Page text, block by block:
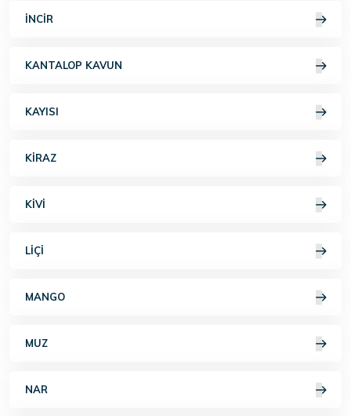
İNCIR
KANTALOP KAVUN
KAYISI
KIRAZ
KIVI
LIÇI
MANGO
MUZ
NAR